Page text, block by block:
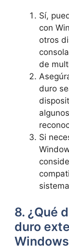
Sí,
con
otros
de
duro
Si
8. ¿Qué
duro
Windows